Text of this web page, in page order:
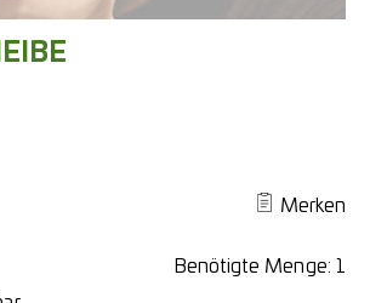
Merken
Benötigte Menge: 1